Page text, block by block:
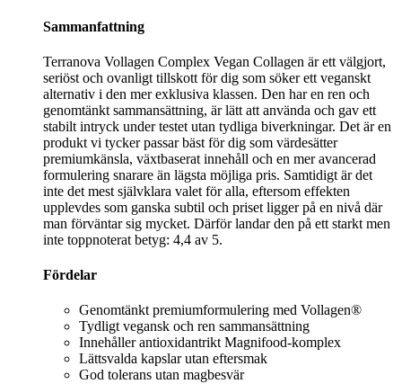
Sammanfattning
Terranova Vollagen Complex Vegan Collagen är ett välgjort,
seriöst och ovanligt tillskott för dig som söker ett veganskt
alternativ i den mer exklusiva klassen. Den har en ren och
genomtänkt sammansättning, är lätt att använda och gav ett
stabilt intryck under testet utan tydliga biverkningar. Det är en
produkt vi tycker passar bäst för dig som värdesätter
premiumkänsla, växtbaserat innehåll och en mer avancerad
formulering snarare än lägsta möjliga pris. Samtidigt är det
inte det mest självklara valet för alla, eftersom effekten
upplevdes som ganska subtil och priset ligger på en nivå där
man förväntar sig mycket. Därför landar den på ett starkt men
inte toppnoterat betyg: 4,4 av 5.
Fördelar
Genomtänkt premiumformulering med Vollagen®
Tydligt vegansk och ren sammansättning
Innehåller antioxidantrikt Magnifood-komplex
Lättsvalda kapslar utan eftersmak
God tolerans utan magbesvär